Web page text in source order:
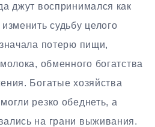
джут воспринимался как
судьбу целого
потерю пищи,
обменного богатства
Богатые хозяйства
резко обеднеть, а
на грани выживания.